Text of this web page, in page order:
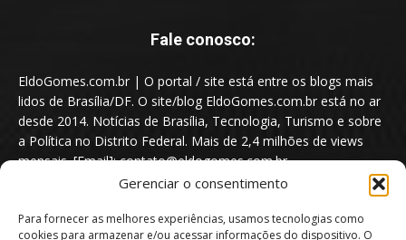
Gerenciar o consentimento
Para fornecer as melhores experiências, usamos tecnologias como
cookies para armazenar e/ou acessar informações do dispositivo. O
Fale conosco:
EldoGomes.com.br | O portal / site está entre os blogs mais
lidos de Brasília/DF. O site/blog EldoGomes.com.br está no ar
desde 2014. Notícias de Brasília, Tecnologia, Turismo e sobre
a Política no Distrito Federal. Mais de 2,4 milhões de views
mensais. [Email]: contato@eldogomes.com.br